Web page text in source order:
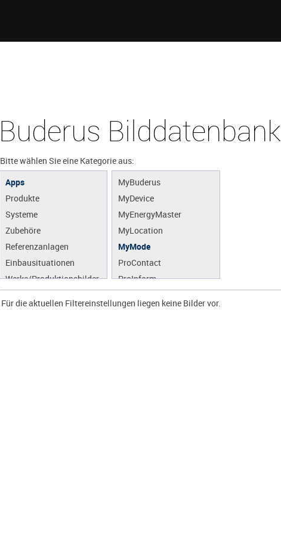
Buderus Bilddatenbank
Bitte wählen Sie eine Kategorie aus:
Apps
Produkte
Systeme
Zubehöre
Referenzanlagen
Einbausituationen
Werke/Produktionsbilder
MyBuderus
MyDevice
MyEnergyMaster
MyLocation
MyMode
ProContact
ProInform
ProScan
Für die aktuellen Filtereinstellungen liegen keine Bilder vor.